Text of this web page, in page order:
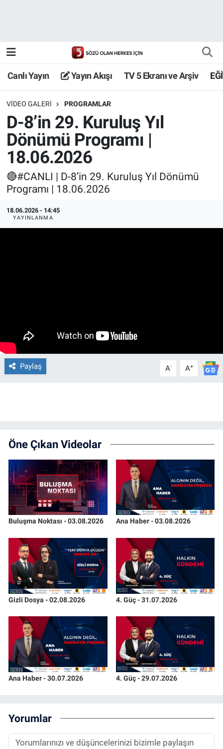
Canlı Yayın Yayın Akışı TV 5 Ekranı ve Arşiv
VIDEO GALERI PROGRAMLAR
D-8’in 29. Kuruluş Yıl
Dönümü Programı |
18.06.2026
🔴#CANLI | D-8’in 29. Kuruluş Yıl Dönümü
Programı | 18.06.2026
18.06.2026 - 14:45
YAYINLANMA
Paylaş A- A+
Öne Çıkan Videolar
Buluşma Noktası - 03.08.2026 Ana Haber - 03.08.2026
Gizli Dosya - 02.08.2026 4. Güç - 31.07.2026
Ana Haber - 30.07.2026 4. Güç - 29.07.2026
Yorumlar
TV 5 Ekranı ve Arşiv